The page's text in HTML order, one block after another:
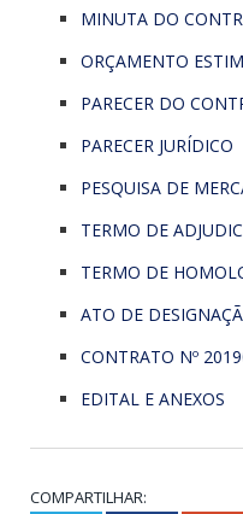
MINUTA DO
ORÇAMENTO
PARECER DO
PARECER JURÍDICO
PESQUISA DE
TERMO DE
TERMO DE
ATO DE
CONTRATO Nº
EDITAL E ANEXOS
COMPARTILHAR: